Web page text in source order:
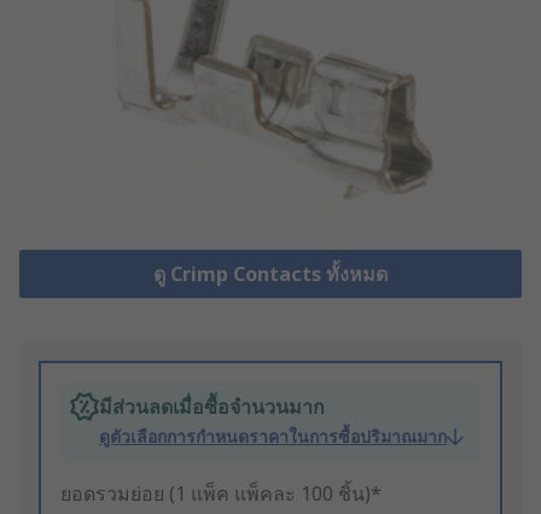
ดู Crimp Contacts ทั้งหมด
มีส่วนลดเมื่อซื้อจำนวนมาก
ดูตัวเลือกการกำหนดราคาในการซื้อปริมาณมาก
ยอดรวมย่อย (1 แพ็ค แพ็คละ 100 ชิ้น)*